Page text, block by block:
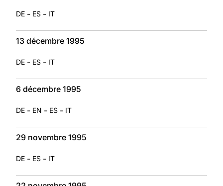
DE - ES - IT
13 décembre 1995
DE - ES - IT
6 décembre 1995
DE - EN - ES - IT
29 novembre 1995
DE - ES - IT